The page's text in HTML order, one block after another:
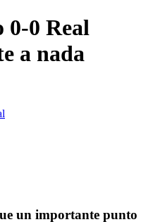
0-0 Real
a nada
un importante punto